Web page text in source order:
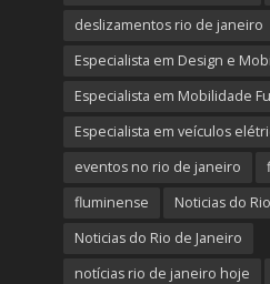
deslizamentos rio de janeiro
Especialista em Design e
Especialista em Mobilidade
Especialista em veículos
eventos no rio de janeiro
fluminense
Noticias do Rio
Noticias do Rio de Janeiro
notícias rio de janeiro hoje